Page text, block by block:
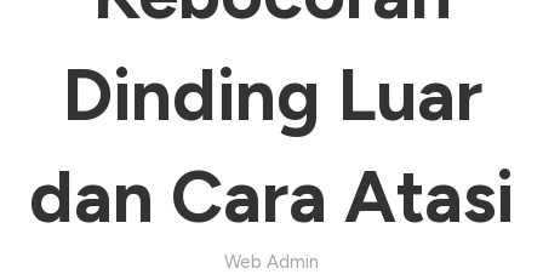
Dinding Luar
dan Cara Atasi
Web Admin